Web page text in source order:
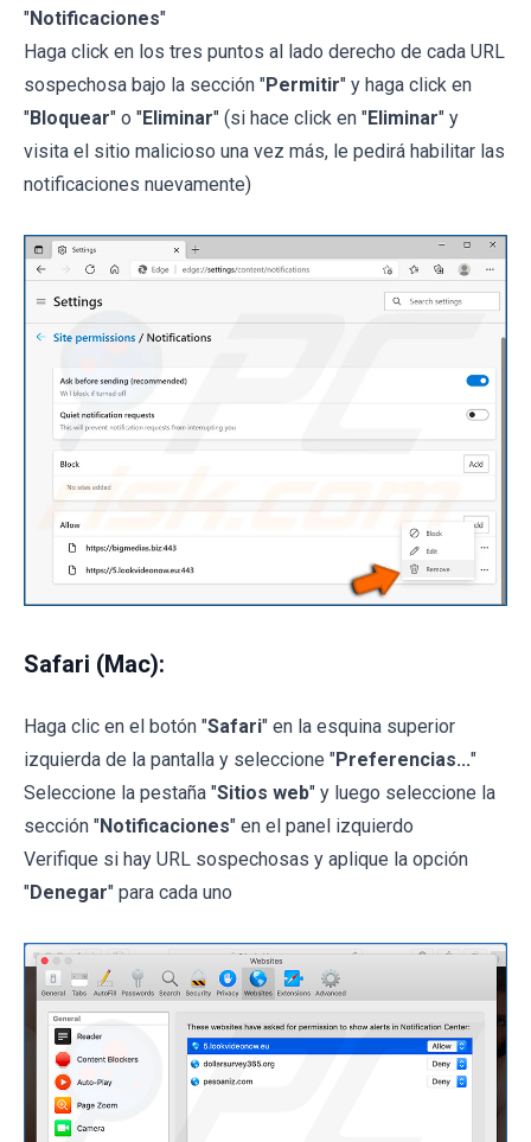
"Notificaciones"
Haga click en los tres puntos al lado derecho de cada URL
sospechosa bajo la sección "Permitir" y haga click en
"Bloquear" o "Eliminar" (si hace click en "Eliminar" y
visita el sitio malicioso una vez más, le pedirá habilitar las
notificaciones nuevamente)
Safari (Mac):
Haga clic en el botón "Safari" en la esquina superior
izquierda de la pantalla y seleccione "Preferencias..."
Seleccione la pestaña "Sitios web" y luego seleccione la
sección "Notificaciones" en el panel izquierdo
Verifique si hay URL sospechosas y aplique la opción
"Denegar" para cada uno